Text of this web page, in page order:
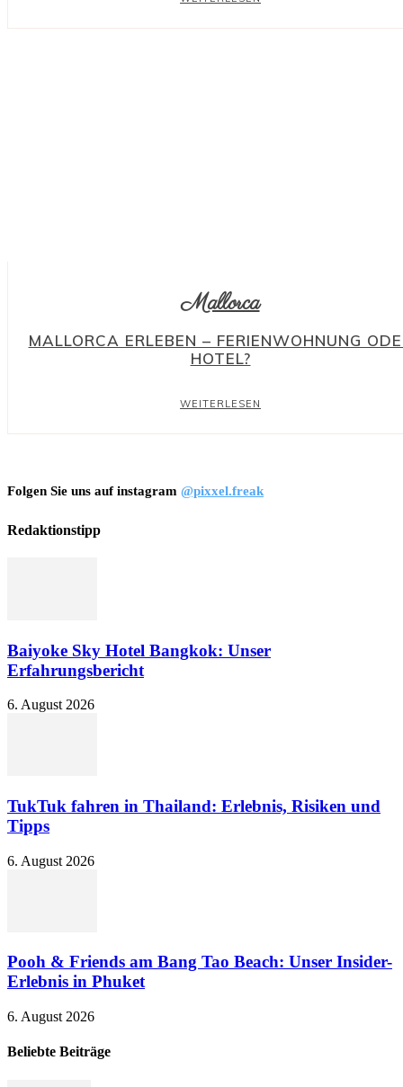
Mallorca
MALLORCA ERLEBEN – FERIENWOHNUNG
HOTEL?
WEITERLESEN
Folgen Sie uns auf instagram @pixxel.freak
Redaktionstipp
Baiyoke Sky Hotel Bangkok: Unser
Erfahrungsbericht
6. August 2026
TukTuk fahren in Thailand: Erlebnis, Risiken und
Tipps
6. August 2026
Pooh & Friends am Bang Tao Beach: Unser Insider-
Erlebnis in Phuket
6. August 2026
Beliebte Beiträge